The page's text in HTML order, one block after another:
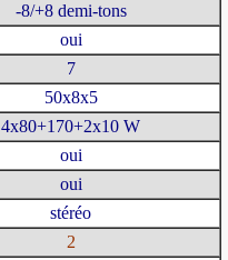
-8/+8 demi-tons
oui
7
50x8x5
4x80+170+2x10 W
oui
oui
stéréo
2